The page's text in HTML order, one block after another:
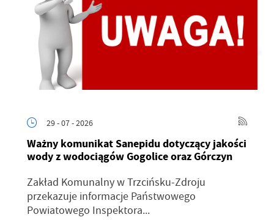
29 - 07 - 2026
Ważny komunikat Sanepidu dotyczący jakości
wody z wodociągów Gogolice oraz Górczyn
Zakład Komunalny w Trzcińsku-Zdroju
przekazuje informacje Państwowego
Powiatowego Inspektora...